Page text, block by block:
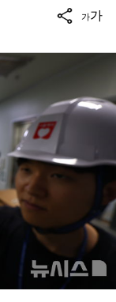
가가